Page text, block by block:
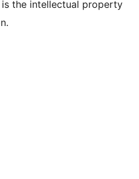
the intellectual property